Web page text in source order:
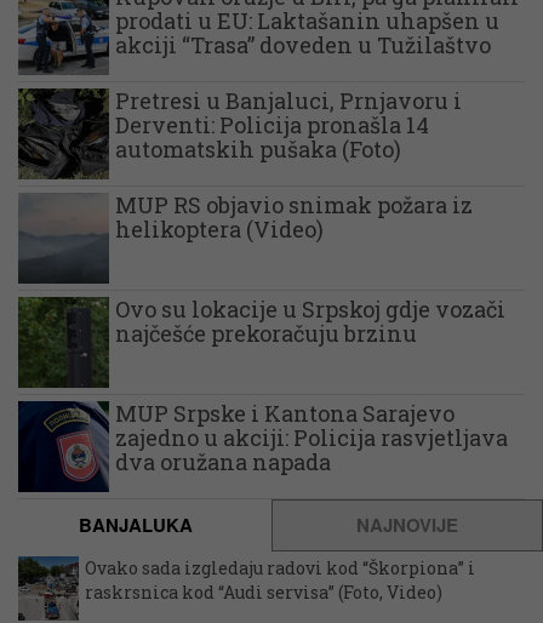
prodati u EU: Laktašanin uhapšen u
akciji “Trasa” doveden u Tužilaštvo
Pretresi u Banjaluci, Prnjavoru i
Derventi: Policija pronašla 14
automatskih pušaka (Foto)
MUP RS objavio snimak požara iz
helikoptera (Video)
Ovo su lokacije u Srpskoj gdje vozači
najčešće prekoračuju brzinu
MUP Srpske i Kantona Sarajevo
zajedno u akciji: Policija rasvjetljava
dva oružana napada
BANJALUKA NAJNOVIJE
Ovako sada izgledaju radovi kod “Škorpiona” i
raskrsnica kod “Audi servisa” (Foto, Video)